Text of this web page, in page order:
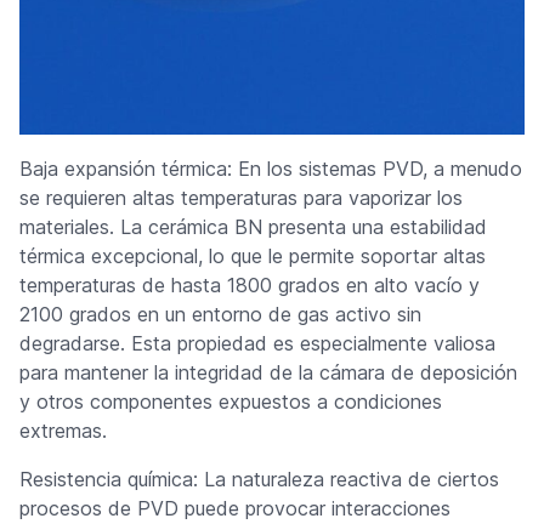
Baja expansión térmica: En los sistemas PVD, a menudo
se requieren altas temperaturas para vaporizar los
materiales. La cerámica BN presenta una estabilidad
térmica excepcional, lo que le permite soportar altas
temperaturas de hasta 1800 grados en alto vacío y
2100 grados en un entorno de gas activo sin
degradarse. Esta propiedad es especialmente valiosa
para mantener la integridad de la cámara de deposición
y otros componentes expuestos a condiciones
extremas.
Resistencia química: La naturaleza reactiva de ciertos
procesos de PVD puede provocar interacciones